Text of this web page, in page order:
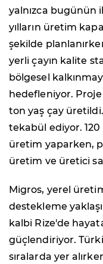
yalnızca bugünün
yılların üretim
şekilde
yerli çayın kalite
bölgesel
hedefleniyor.
ton yaş çay
tekabül ediyor.
üretim yaparken,
üretim ve üretici
Migros, yerel
destekleme
kalbi Rize'de
güçlendiriyor.
sıralarda yer